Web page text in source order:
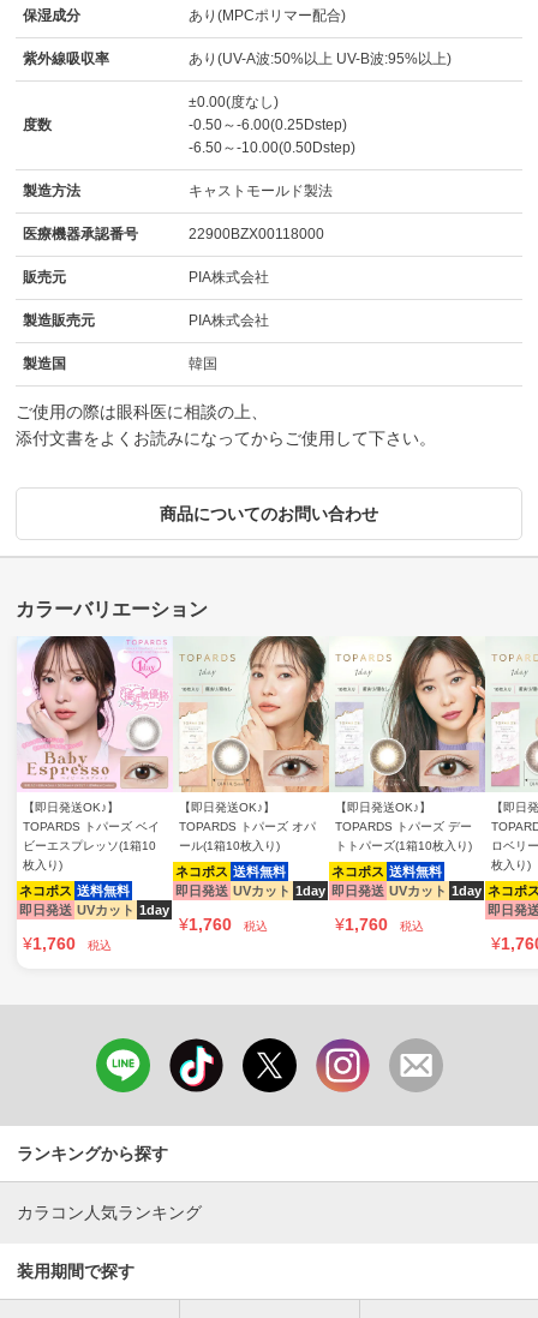
保湿成分 あり(MPCポリマー配合)
紫外線吸収率 あり(UV-A波:50%以上 UV-B波:95%以上)
度数
±0.00(度なし)
-0.50～-6.00(0.25Dstep)
-6.50～-10.00(0.50Dstep)
製造方法 キャストモールド製法
医療機器承認番号 22900BZX00118000
販売元 PIA株式会社
製造販売元 PIA株式会社
製造国 韓国
ご使用の際は眼科医に相談の上、
添付文書をよくお読みになってからご使用して下さい。
商品についてのお問い合わせ
【即日発送OK♪】
TOPARDS トパーズ ベイ
ビーエスプレッソ(1箱10
枚入り)
ネコポス 送料無料
即日発送 UVカット 1day
¥1,760 税込
【即日発送OK♪】
TOPARDS トパーズ オパ
ール(1箱10枚入り)
ネコポス 送料無料
即日発送 UVカット 1day
¥1,760 税込
【即日発送OK♪】
TOPARDS トパーズ デー
トトパーズ(1箱10枚入り)
ネコポス 送料無料
即日発送 UVカット 1day
¥1,760 税込
【即日
ロベリ
枚入り)
ネコポ
即日発
¥
ランキングから探す
カラコン人気ランキング
装用期間で探す